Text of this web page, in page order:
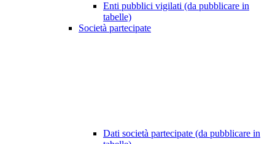
Enti pubblici vigilati (da pubblicare in
tabelle)
Società partecipate
Dati società partecipate (da pubblicare in